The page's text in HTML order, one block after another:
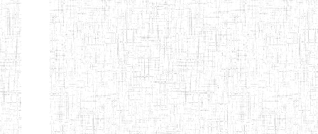
Chercher:
Effacer les filtres
Denomination
Type